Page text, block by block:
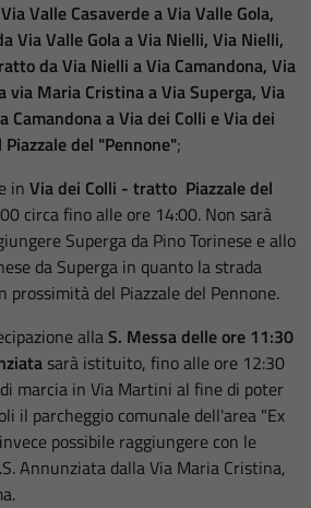
Valle Casaverde a Via Valle Gola,
Via Valle Gola a Via Nielli, Via Nielli,
da Via Nielli a Via Camandona, Via
via Maria Cristina a Via Superga, Via
a Via dei Colli e Via dei
del "Pennone";
in Via dei Colli - tratto Piazzale del
circa fino alle ore 14:00. Non sarà
Superga da Pino Torinese e allo
da Superga in quanto la strada
del Piazzale del Pennone.
allaS. Messa delle ore 11:30
sarà istituito, fino alle ore 12:30
marcia in Via Martini al fine di poter
il parcheggio comunale dell'area "Ex
possibile raggiungere con le
Annunziata dalla Via Maria Cristina,